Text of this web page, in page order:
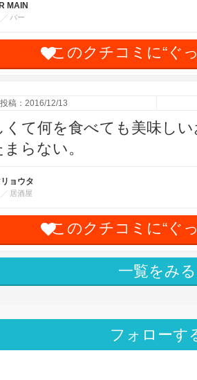
MAIN
バー
このクチコミに“ぐ
投稿：2016/12/13
くて何を食べても美味し
らない。
ョウタ
居酒屋
このクチコミに“ぐ
一覧をみる
フォローす